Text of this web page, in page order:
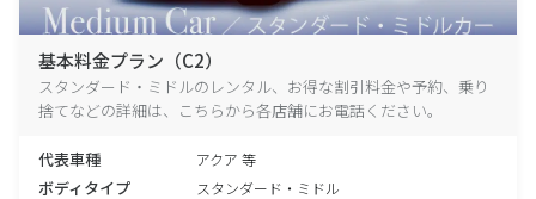
基本料金プラン（C2）
スタンダード・ミドルのレンタル、お得な割引料金や予約、乗り
捨てなどの詳細は、こちらから各店舗にお電話ください。
代表車種 アクア 等
ボディタイプ スタンダード・ミドル